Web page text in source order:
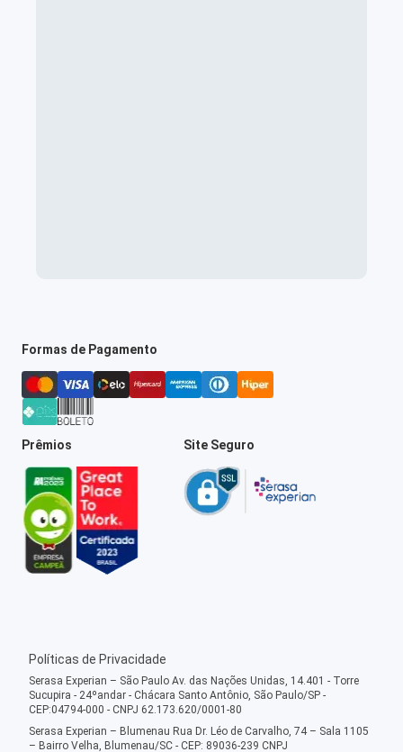
Formas de Pagamento
Prêmios Site Seguro
Políticas de Privacidade
Serasa Experian – São Paulo Av. das Nações Unidas, 14.401 - Torre
Sucupira - 24ºandar - Chácara Santo Antônio, São Paulo/SP -
CEP:04794-000 - CNPJ 62.173.620/0001-80
Serasa Experian – Blumenau Rua Dr. Léo de Carvalho, 74 – Sala 1105
– Bairro Velha, Blumenau/SC - CEP: 89036-239 CNPJ